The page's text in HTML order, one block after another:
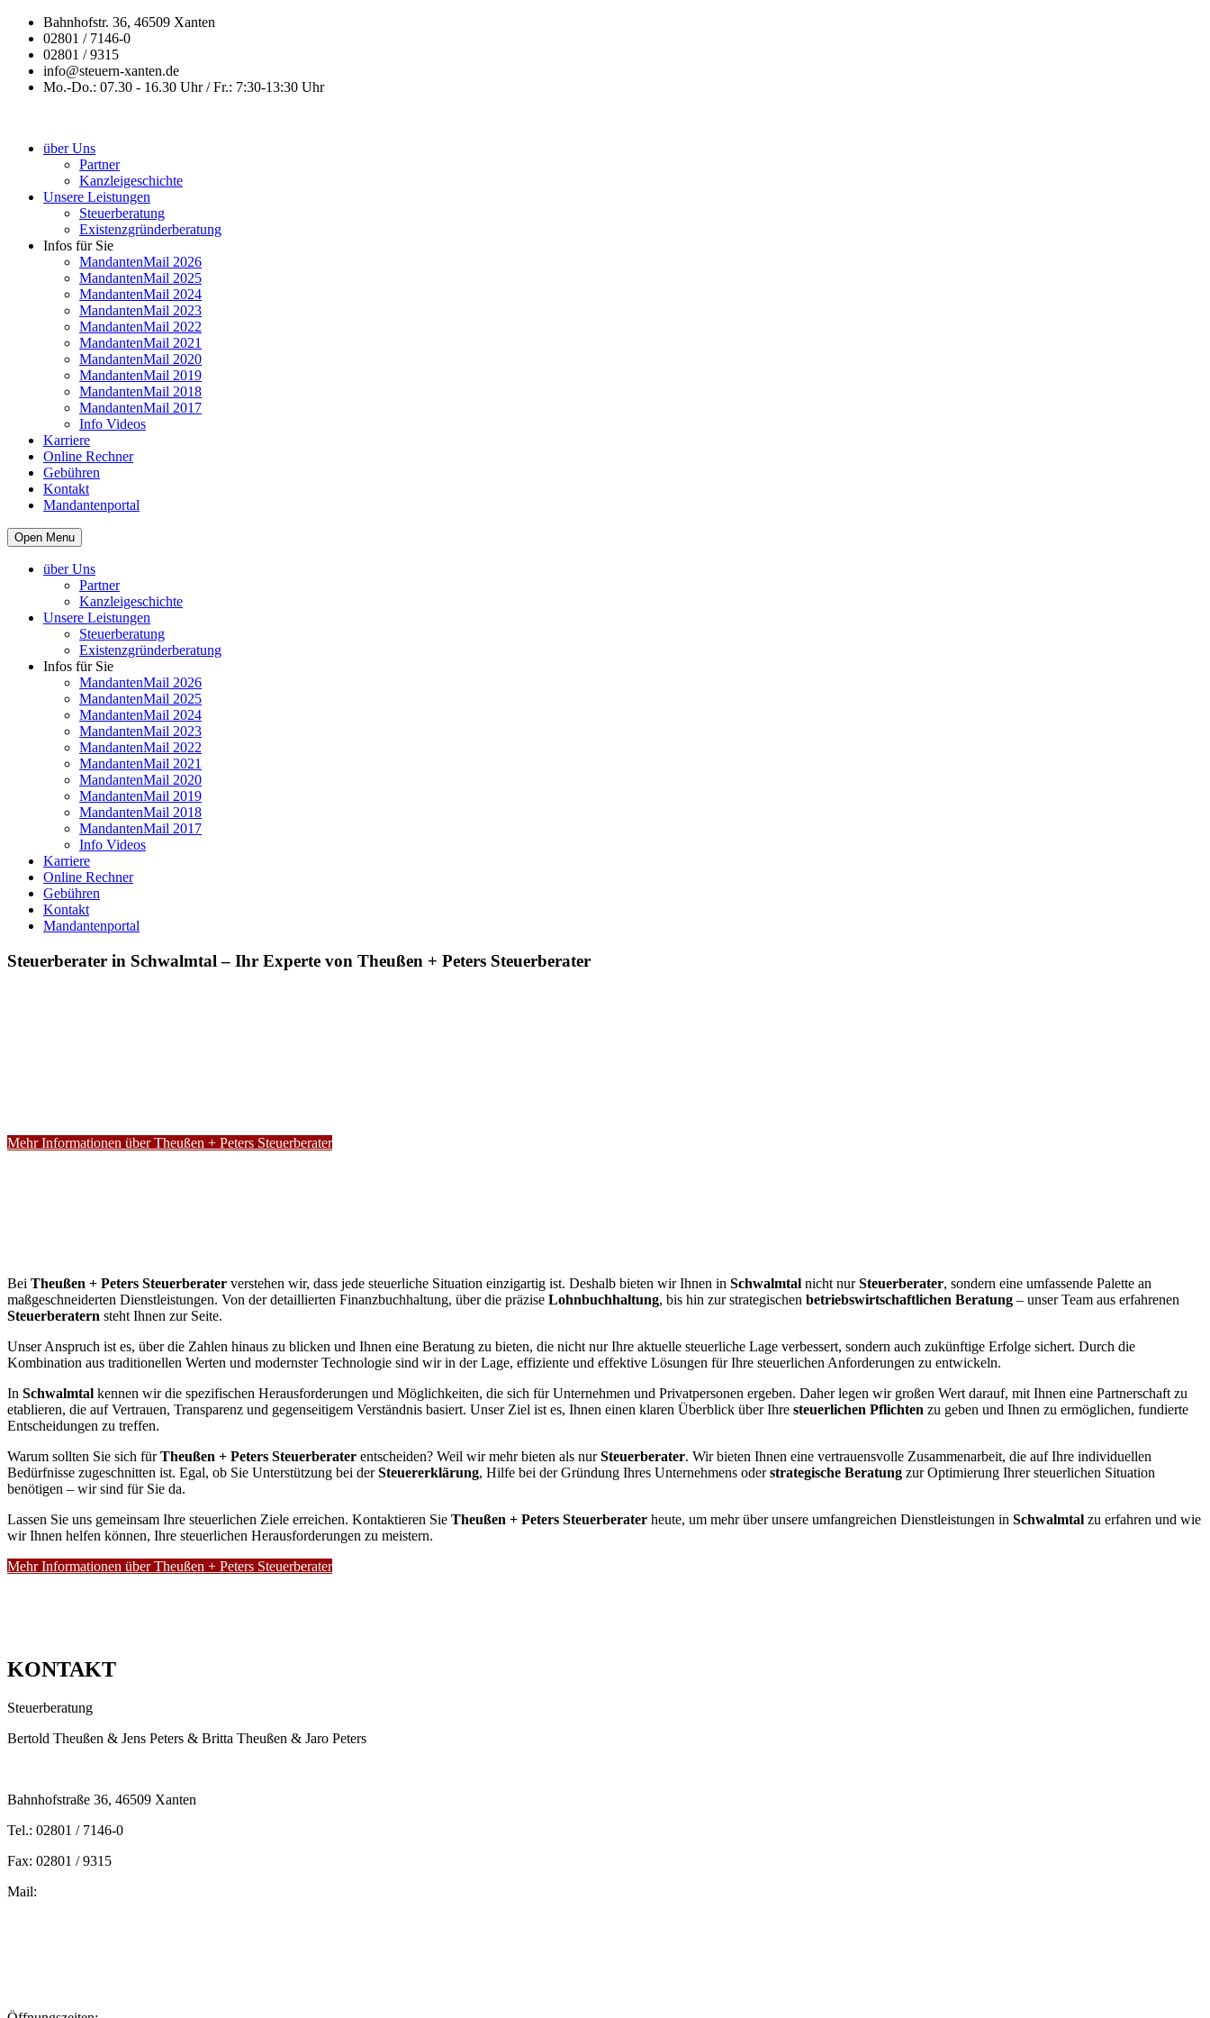
Bahnhofstr. 36, 46509 Xanten
02801 / 7146-0
02801 / 9315
info@steuern-xanten.de
Mo.-Do.: 07.30 - 16.30 Uhr / Fr.: 7:30-13:30 Uhr
über Uns
Partner
Kanzleigeschichte
Unsere Leistungen
Steuerberatung
Existenzgründerberatung
Infos für Sie
MandantenMail 2026
MandantenMail 2025
MandantenMail 2024
MandantenMail 2023
MandantenMail 2022
MandantenMail 2021
MandantenMail 2020
MandantenMail 2019
MandantenMail 2018
MandantenMail 2017
Info Videos
Karriere
Online Rechner
Gebühren
Kontakt
Mandantenportal
Open Menu
über Uns
Partner
Kanzleigeschichte
Unsere Leistungen
Steuerberatung
Existenzgründerberatung
Infos für Sie
MandantenMail 2026
MandantenMail 2025
MandantenMail 2024
MandantenMail 2023
MandantenMail 2022
MandantenMail 2021
MandantenMail 2020
MandantenMail 2019
MandantenMail 2018
MandantenMail 2017
Info Videos
Karriere
Online Rechner
Gebühren
Kontakt
Mandantenportal
Steuerberater in Schwalmtal – Ihr Experte von Theußen + Peters Steuerberater
Mehr Informationen über Theußen + Peters Steuerberater
Bei Theußen + Peters Steuerberater verstehen wir, dass jede steuerliche Situation einzigartig ist. Deshalb bieten wir Ihnen in Schwalmtal nicht nurSteuerberater, sondern eine umfassende Palette an
maßgeschneiderten Dienstleistungen. Von der detaillierten Finanzbuchhaltung, über die präzise Lohnbuchhaltung, bis hin zur strategischen betriebswirtschaftlichen Beratung – unser Team aus erfahrenen
Steuerberatern steht Ihnen zur Seite.
Unser Anspruch ist es, über die Zahlen hinaus zu blicken und Ihnen eine Beratung zu bieten, die nicht nur Ihre aktuelle steuerliche Lage verbessert, sondern auch zukünftige Erfolge sichert. Durch die
Kombination aus traditionellen Werten und modernster Technologie sind wir in der Lage, effiziente und effektive Lösungen für Ihre steuerlichen Anforderungen zu entwickeln.
In Schwalmtal kennen wir die spezifischen Herausforderungen und Möglichkeiten, die sich für Unternehmen und Privatpersonen ergeben. Daher legen wir großen Wert darauf, mit Ihnen eine Partnerschaft zu
etablieren, die auf Vertrauen, Transparenz und gegenseitigem Verständnis basiert. Unser Ziel ist es, Ihnen einen klaren Überblick über Ihre steuerlichen Pflichten zu geben und Ihnen zu ermöglichen, fundierte
Entscheidungen zu treffen.
Warum sollten Sie sich fürTheußen + Peters Steuerberater entscheiden? Weil wir mehr bieten als nurSteuerberater. Wir bieten Ihnen eine vertrauensvolle Zusammenarbeit, die auf Ihre individuellen
Bedürfnisse zugeschnitten ist. Egal, ob Sie Unterstützung bei derSteuererklärung, Hilfe bei der Gründung Ihres Unternehmens oderstrategische Beratung zur Optimierung Ihrer steuerlichen Situation
benötigen – wir sind für Sie da.
Lassen Sie uns gemeinsam Ihre steuerlichen Ziele erreichen. Kontaktieren Sie Theußen + Peters Steuerberater heute, um mehr über unsere umfangreichen Dienstleistungen in Schwalmtal zu erfahren und wie
wir Ihnen helfen können, Ihre steuerlichen Herausforderungen zu meistern.
Mehr Informationen über Theußen + Peters Steuerberater
KONTAKT
Steuerberatung
Bertold Theußen & Jens Peters & Britta Theußen & Jaro Peters
Bahnhofstraße 36, 46509 Xanten
Tel.: 02801 / 7146-0
Fax: 02801 / 9315
Mail: